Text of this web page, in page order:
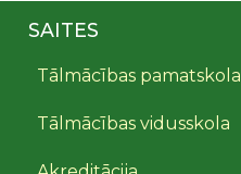
SAITES
Tālmācības pamatskola
Tālmācības vidusskola